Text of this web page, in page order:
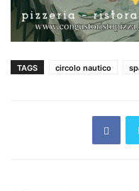
TAGS circolo nautico